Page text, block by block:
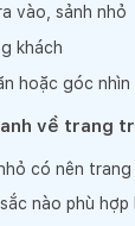
vào, sảnh nhỏ
khách
hoặc góc
về trang
có nên
nào phù